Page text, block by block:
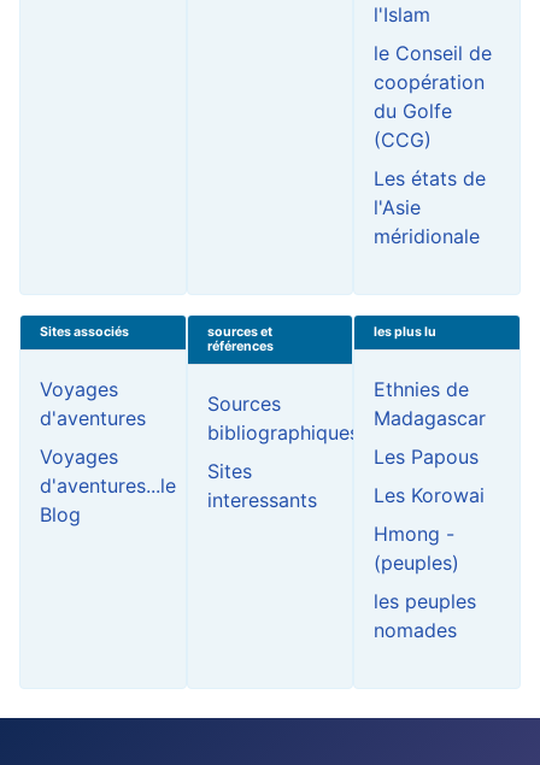
l'Islam
le Conseil de
coopération
du Golfe
(CCG)
Les états de
l'Asie
méridionale
Sites associés
Voyages
d'aventures
Voyages
d'aventures...le
Blog
sources et
références
Sources
bibliographiques
Sites
interessants
les plus lu
Ethnies de
Madagascar
Les Papous
Les Korowai
Hmong -
(peuples)
les peuples
nomades